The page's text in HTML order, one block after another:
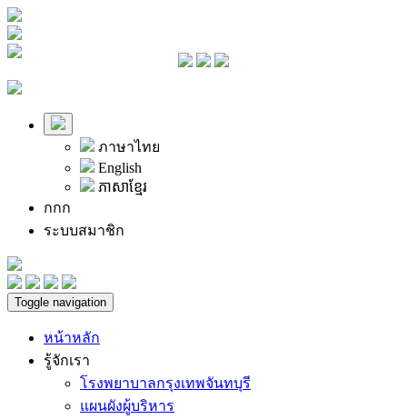
ภาษาไทย
English
ភាសាខ្មែរ
กกก
ระบบสมาชิก
Toggle navigation
หน้าหลัก
รู้จักเรา
โรงพยาบาลกรุงเทพจันทบุรี
แผนผังผู้บริหาร